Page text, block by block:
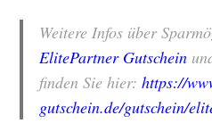
Weitere Infos über
ElitePartner Gutschein
finden Sie hier:https://
gutschein.de/gutschein/